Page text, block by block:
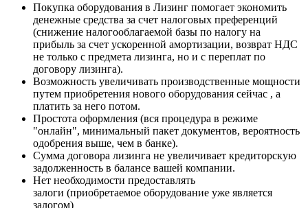
Покупка оборудования в Лизинг помогает экономить
денежные средства за счет налоговых преференций
(снижение налогооблагаемой базы по налогу на
прибыль за счет ускоренной амортизации, возврат НДС
не только с предмета лизинга, но и с переплат по
договору лизинга).
Возможность увеличивать производственные мощности
путем приобретения нового оборудования сейчас , а
платить за него потом.
Простота оформления (вся процедура в режиме
"онлайн", минимальный пакет документов, вероятность
одобрения выше, чем в банке).
Сумма договора лизинга не увеличивает кредиторскую
задолженность в балансе вашей компании.
Нет необходимости предоставлять
залоги (приобретаемое оборудование уже является
залогом)